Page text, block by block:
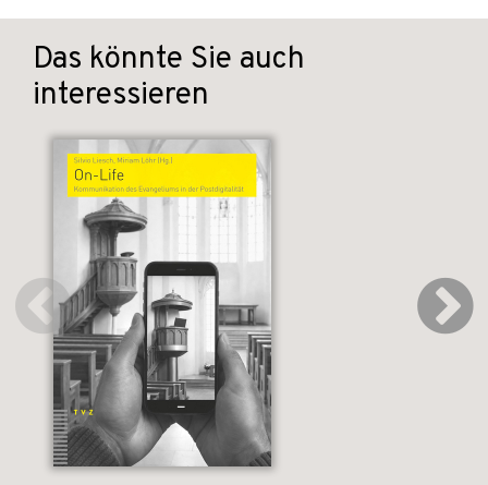
Das könnte Sie auch
interessieren